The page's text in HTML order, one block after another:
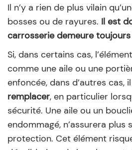
Il n’y a rien de plus vilain
bosses ou de rayures. Il est
carrosserie demeure
Si, dans certains cas,
comme une aile ou une
enfoncée, dans d’autres cas,
remplacer, en particulier
sécurité. Une aile ou un
endommagé, n’assurera plus
protection. Cet élément